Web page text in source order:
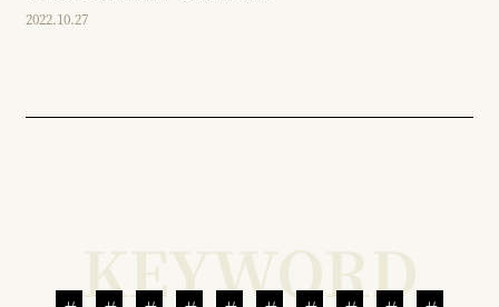
2022.10.27